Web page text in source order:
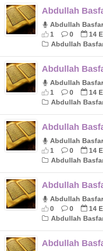
Abdullah
Abdullah
1
0
14
Abdullah
Abdullah
Abdullah
1
0
14
Abdullah
Abdullah
Abdullah
1
0
14
Abdullah
Abdullah
Abdullah
0
0
14
Abdullah
Abdullah